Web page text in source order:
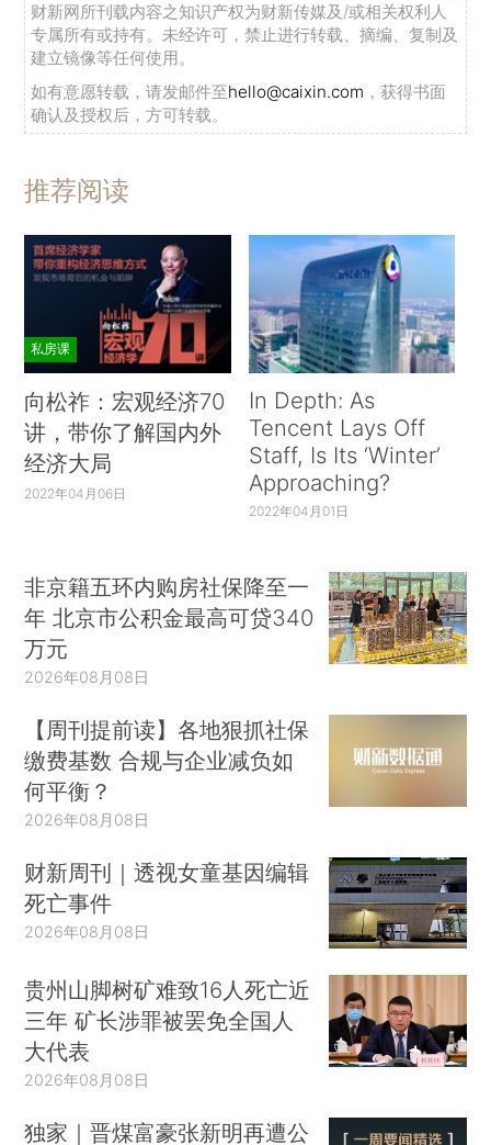
财新网所刊载内容之知识产权为财新传媒及/或相关权利人
专属所有或持有。未经许可，禁止进行转载、摘编、复制及
建立镜像等任何使用。
如有意愿转载，请发邮件至hello@caixin.com ，获得书面
确认及授权后，方可转载。
推荐阅读
私房课
向松祚：宏观经济70
讲，带你了解国内外
经济大局
2022年04月06日
In Depth: As
Tencent Lays Off
Staff, Is Its ‘Winter’
Approaching?
2022年04月01日
非京籍五环内购房社保降至一
年 北京市公积金最高可贷340
万元
2026年08月08日
【周刊提前读】各地狠抓社保
缴费基数 合规与企业减负如
何平衡？
2026年08月08日
财新周刊｜透视女童基因编辑
死亡事件
2026年08月08日
贵州山脚树矿难致16人死亡近
三年 矿长涉罪被罢免全国人
大代表
2026年08月08日
独家｜晋煤富豪张新明再遭公